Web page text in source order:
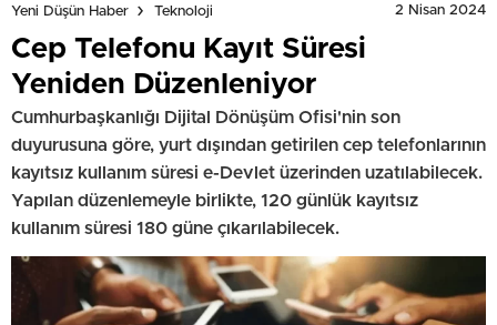
Yeni Düşün Haber Teknoloji 2 Nisan 2024
Cep Telefonu Kayıt Süresi
Yeniden Düzenleniyor
Cumhurbaşkanlığı Dijital Dönüşüm Ofisi'nin son
duyurusuna göre, yurt dışından getirilen cep telefonlarının
kayıtsız kullanım süresi e-Devlet üzerinden uzatılabilecek.
Yapılan düzenlemeyle birlikte, 120 günlük kayıtsız
kullanım süresi 180 güne çıkarılabilecek.